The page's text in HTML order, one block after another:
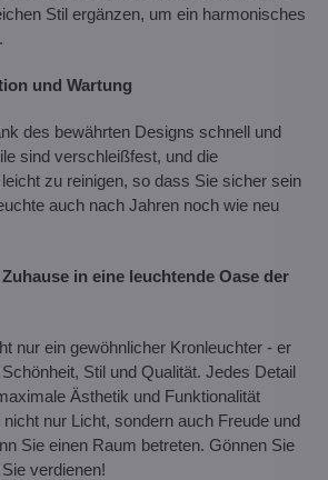
Stil ergänzen, um ein harmonisches
und Wartung
des bewährten Designs schnell und
sind verschleißfest, und die
zu reinigen, so dass Sie sicher sein
auch nach Jahren noch wie neu
in eine leuchtende Oase der
nur ein gewöhnlicher Kronleuchter - er
Stil und Qualität. Jedes Detail
Ästhetik und Funktionalität
nur Licht, sondern auch Freude und
Sie einen Raum betreten. Gönnen Sie
verdienen!